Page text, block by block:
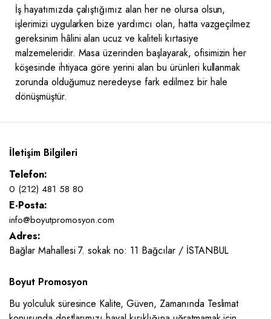
İş hayatımızda çalıştığımız alan her ne olursa olsun,
işlerimizi uygularken bize yardımcı olan, hatta vazgeçilmez
gereksinim hâlini alan ucuz ve kaliteli kırtasiye
malzemeleridir. Masa üzerinden başlayarak, ofisimizin her
köşesinde ihtiyaca göre yerini alan bu ürünleri kullanmak
zorunda olduğumuz neredeyse fark edilmez bir hale
dönüşmüştür.
İletişim Bilgileri
Telefon:
0 (212) 481 58 80
E-Posta:
info@boyutpromosyon.com
Adres:
Bağlar Mahallesi 7. sokak no: 11 Bağcılar / İSTANBUL
Boyut Promosyon
Bu yolculuk süresince Kalite, Güven, Zamanında Teslimat